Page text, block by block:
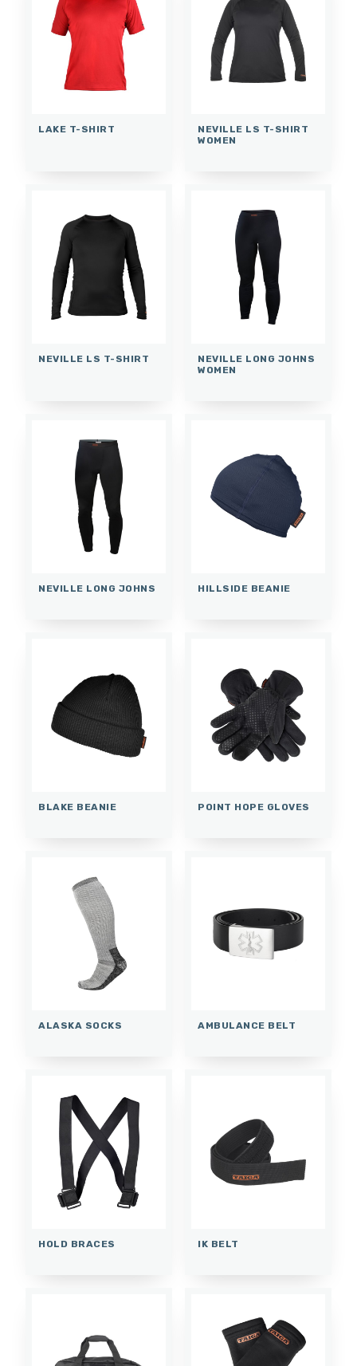
LAKE T-SHIRT
NEVILLE LS T-SHIRT
WOMEN
NEVILLE LS T-SHIRT
NEVILLE LONG JOHNS
WOMEN
NEVILLE LONG JOHNS HILLSIDE BEANIE
BLAKE BEANIE POINT HOPE GLOVES
ALASKA SOCKS AMBULANCE BELT
HOLD BRACES IK BELT